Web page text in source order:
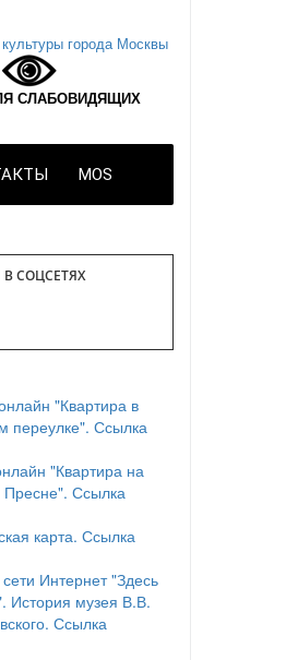
СЛАБОВИДЯЩИХ
MOS
СОЦСЕТЯХ